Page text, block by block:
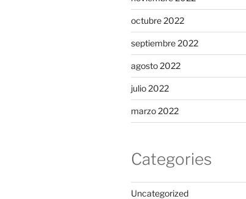
octubre 2022
septiembre 2022
agosto 2022
julio 2022
marzo 2022
Categories
Uncategorized